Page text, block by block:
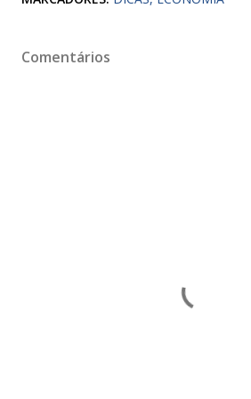
Comentários